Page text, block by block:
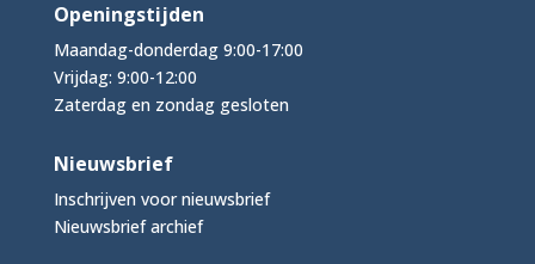
Openingstijden
Maandag-donderdag 9:00-17:00
Vrijdag: 9:00-12:00
Zaterdag en zondag gesloten
Nieuwsbrief
Inschrijven voor nieuwsbrief
Nieuwsbrief archief